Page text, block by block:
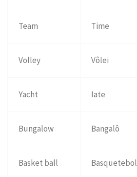
Team Time
Volley Vôlei
Yacht Iate
Bungalow Bangalô
Basket ball Basquetebol